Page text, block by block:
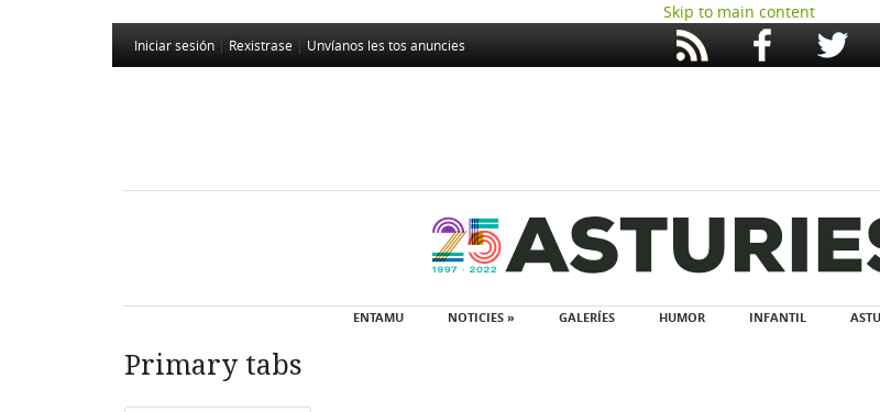
Skip to main content
Iniciar sesión Rexistrase Unvíanos les tos anuncies
ENTAMU NOTICIES » GALERÍES HUMOR INFANTIL
Primary tabs